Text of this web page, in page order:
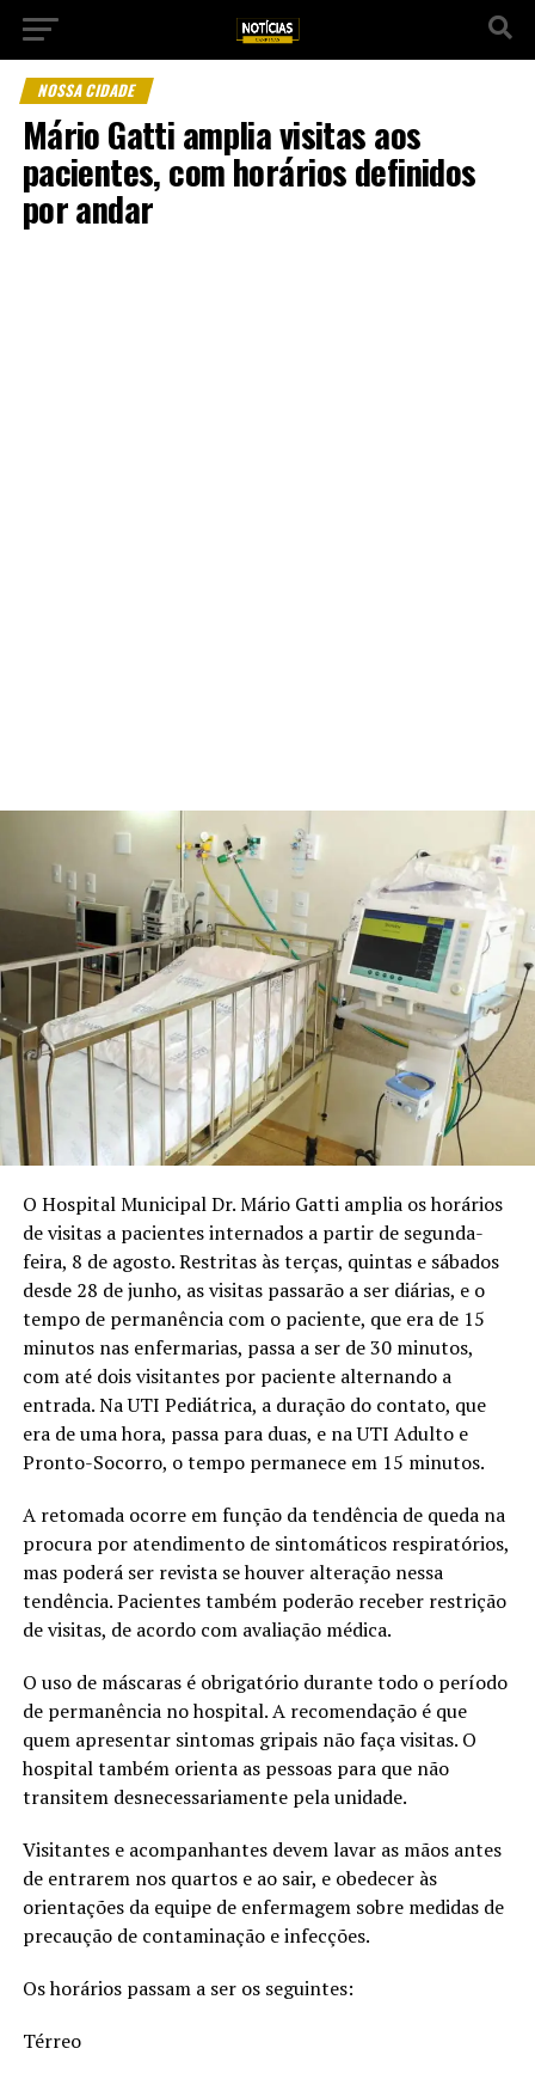
NOSSA CIDADE
Mário Gatti amplia visitas aos
pacientes, com horários definidos
por andar
O Hospital Municipal Dr. Mário Gatti amplia os horários
de visitas a pacientes internados a partir de segunda-
feira, 8 de agosto. Restritas às terças, quintas e sábados
desde 28 de junho, as visitas passarão a ser diárias, e o
tempo de permanência com o paciente, que era de 15
minutos nas enfermarias, passa a ser de 30 minutos,
com até dois visitantes por paciente alternando a
entrada. Na UTI Pediátrica, a duração do contato, que
era de uma hora, passa para duas, e na UTI Adulto e
Pronto-Socorro, o tempo permanece em 15 minutos.
A retomada ocorre em função da tendência de queda na
procura por atendimento de sintomáticos respiratórios,
mas poderá ser revista se houver alteração nessa
tendência. Pacientes também poderão receber restrição
de visitas, de acordo com avaliação médica.
O uso de máscaras é obrigatório durante todo o período
de permanência no hospital. A recomendação é que
quem apresentar sintomas gripais não faça visitas. O
hospital também orienta as pessoas para que não
transitem desnecessariamente pela unidade.
Visitantes e acompanhantes devem lavar as mãos antes
de entrarem nos quartos e ao sair, e obedecer às
orientações da equipe de enfermagem sobre medidas de
precaução de contaminação e infecções.
Os horários passam a ser os seguintes:
Térreo